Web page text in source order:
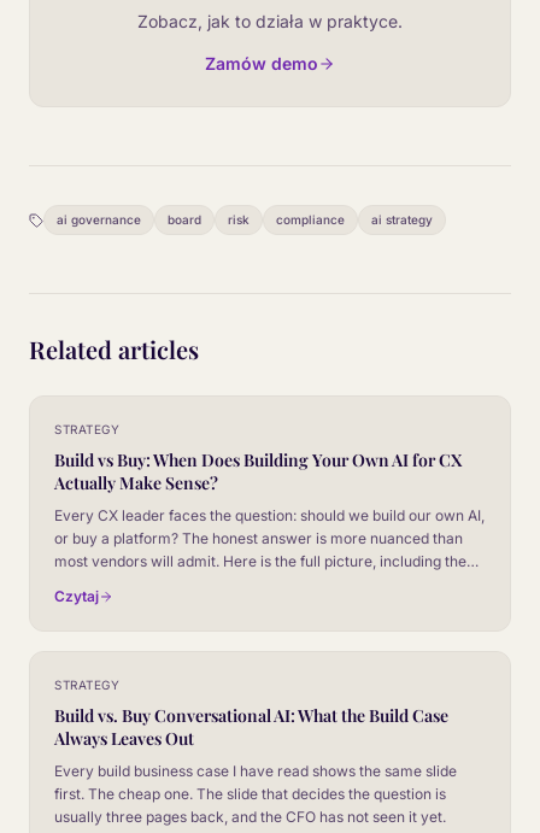
Zobacz, jak to działa w praktyce.
Zamów demo
ai governance board risk compliance ai strategy
Related articles
STRATEGY
Build vs Buy: When Does Building Your Own AI for CX
Actually Make Sense?
Every CX leader faces the question: should we build our own AI,
or buy a platform? The honest answer is more nuanced than
most vendors will admit. Here is the full picture, including the
Czytaj
STRATEGY
Build vs. Buy Conversational AI: What the Build Case
Always Leaves Out
Every build business case I have read shows the same slide
first. The cheap one. The slide that decides the question is
usually three pages back, and the CFO has not seen it yet.